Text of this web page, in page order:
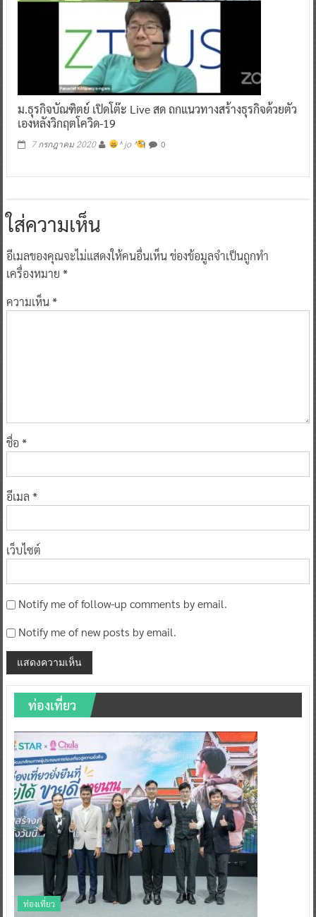
ม.ธุรกิจบัณฑิตย์ เปิดโต๊ะ Live สด ถกแนวทางสร้างธุรกิจด้วยตัว
เองหลังวิกฤตโควิด-19
7 กรกฎาคม 2020 ^ jo ^ 0
ใส่ความเห็น
อีเมลของคุณจะไม่แสดงให้คนอื่นเห็นช่องข้อมูลจำเป็นถูกทำ
เครื่องหมาย *
ความเห็น*
ชื่อ *
อีเมล *
เว็บไซต์
Notify me of follow-up comments by email.
Notify me of new posts by email.
ท่องเที่ยว
ท่องเที่ยว